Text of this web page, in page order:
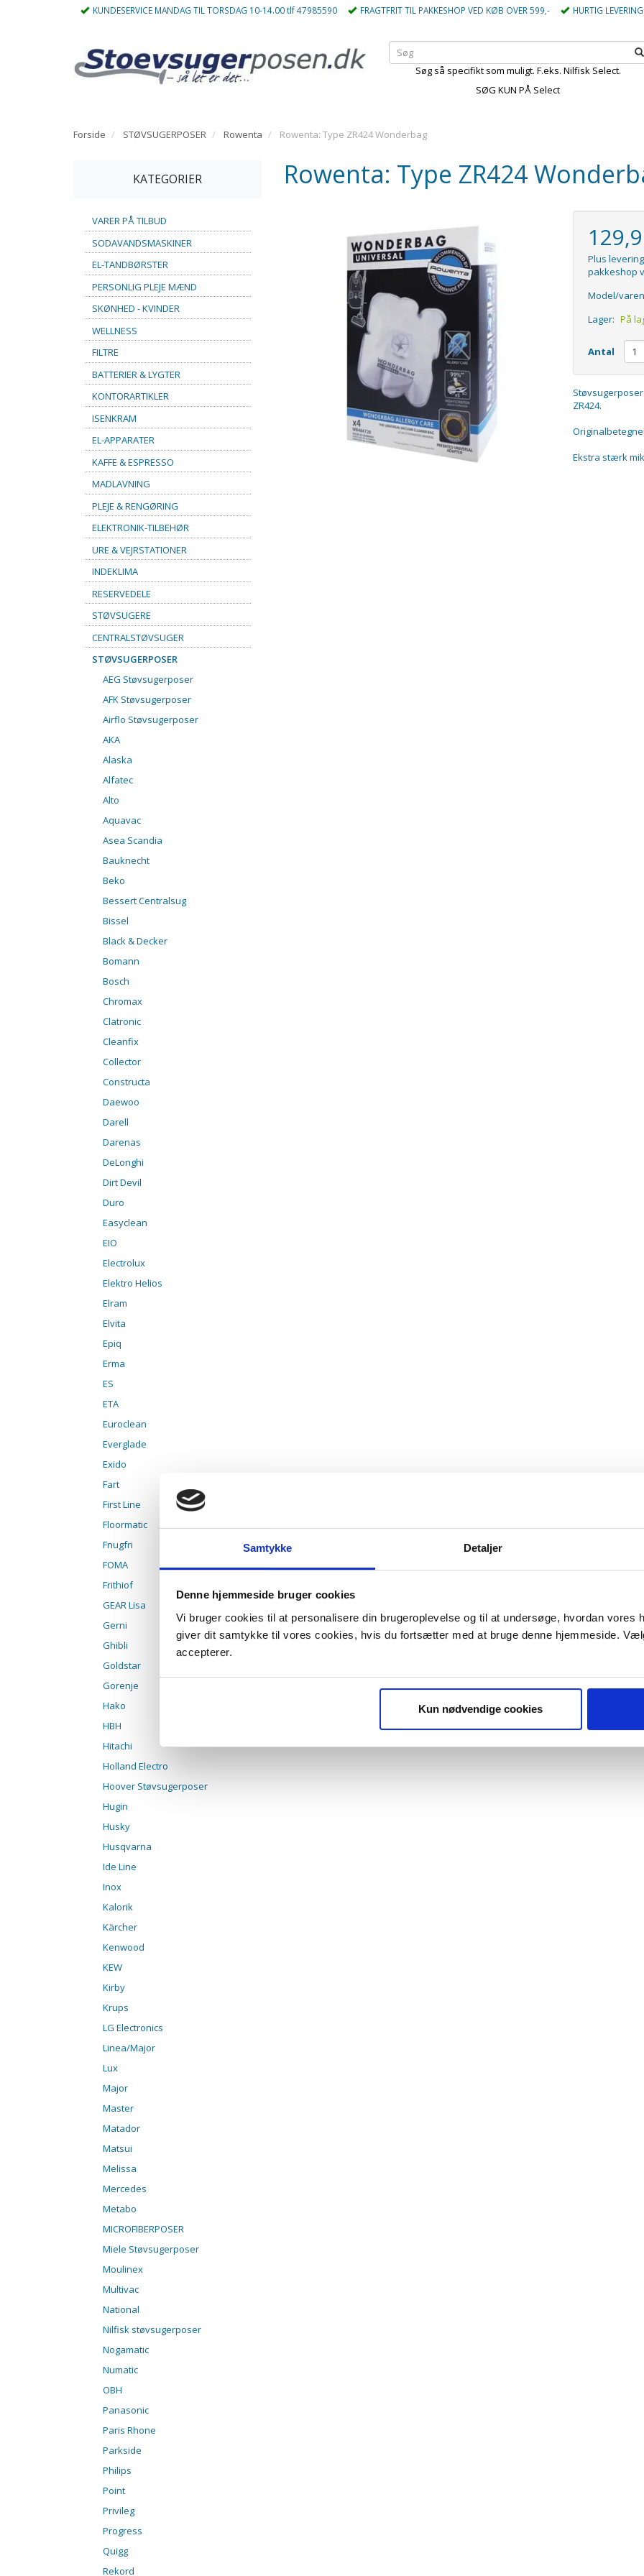
Samtykke Detaljer
Denne hjemmeside bruger cookies
Vi bruger cookies til at personalisere din brugeroplevelse og til at undersøge, hvordan vores
giver dit samtykke til vores cookies, hvis du fortsætter med at bruge denne hjemmeside.
accepterer.
Kun nødvendige cookies
KUNDESERVICE MANDAG TIL TORSDAG 10-14.00 tlf 47985590 FRAGTFRIT TIL PAKKESHOP VED KØB OVER 599,- HURTIG LEVERING
Søg så specifikt som muligt. F.eks. Nilfisk Select.
SØG KUN PÅ Select
Forside STØVSUGERPOSER Rowenta Rowenta: Type ZR424 Wonderbag
KATEGORIER
VARER PÅ TILBUD
SODAVANDSMASKINER
EL-TANDBØRSTER
PERSONLIG PLEJE MÆND
SKØNHED - KVINDER
WELLNESS
FILTRE
BATTERIER & LYGTER
KONTORARTIKLER
ISENKRAM
EL-APPARATER
KAFFE & ESPRESSO
MADLAVNING
PLEJE & RENGØRING
ELEKTRONIK-TILBEHØR
URE & VEJRSTATIONER
INDEKLIMA
RESERVEDELE
STØVSUGERE
CENTRALSTØVSUGER
STØVSUGERPOSER
AEG Støvsugerposer
AFK Støvsugerposer
Airflo Støvsugerposer
AKA
Alaska
Alfatec
Alto
Aquavac
Asea Scandia
Bauknecht
Beko
Bessert Centralsug
Bissel
Black & Decker
Bomann
Bosch
Chromax
Clatronic
Cleanfix
Collector
Constructa
Daewoo
Darell
Darenas
DeLonghi
Dirt Devil
Duro
Easyclean
EIO
Electrolux
Elektro Helios
Elram
Elvita
Epiq
Erma
ES
ETA
Euroclean
Everglade
Exido
Fart
First Line
Floormatic
Fnugfri
FOMA
Frithiof
GEAR Lisa
Gerni
Ghibli
Goldstar
Gorenje
Hako
HBH
Hitachi
Holland Electro
Hoover Støvsugerposer
Hugin
Husky
Husqvarna
Ide Line
Inox
Kalorik
Kärcher
Kenwood
KEW
Kirby
Krups
LG Electronics
Linea/Major
Lux
Major
Master
Matador
Matsui
Melissa
Mercedes
Metabo
MICROFIBERPOSER
Miele Støvsugerposer
Moulinex
Multivac
National
Nilfisk støvsugerposer
Nogamatic
Numatic
OBH
Panasonic
Paris Rhone
Parkside
Philips
Point
Privileg
Progress
Quigg
Rekord
Rowenta: Type ZR424
Plus
pakkeshop
Model/
Lager: På
Antal
ZR424.
Ekstra stærk